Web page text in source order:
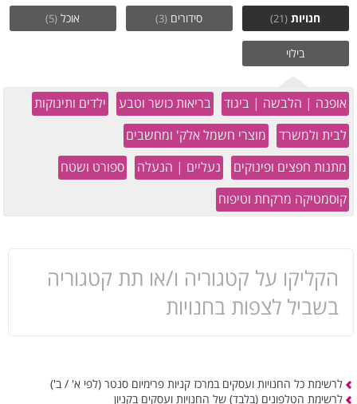
חנויות (21) סידורים (3) אוכל (5)
בילוי
אופנה | הלבשה | ביגוד בריאות כושר וטבע
ילדים ותינוקות
לבית ולמשרד
מוצרי חשמל אלק' ומחשבים
מתנות חפצים ופינוקים
נעליים | הנעלה
ספורט ושטח
קוסמטיקה מרקחת וטיפוח
הקליקו על קטגוריה ו/או תת קטגוריה
בשביל לצפות בחנויות
לרשימת כל החנויות ועסקים במרכז קניות פרימיום סנטר(לפי א' / ב')
לרשימת הטלפונים (בלבד) של החנויות ועסקים בקניון